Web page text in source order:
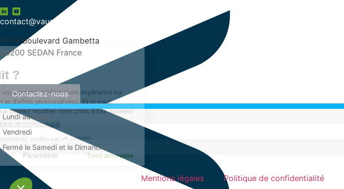
contact@vauche.com
17-19 boulevard Gambetta
08200 SEDAN France
+33 (0)3 24 29 03 50
Contactez-nous
Lundi au Jeudi
Vendredi
Fermé le Samedi et le Dimanche
Mentions légales Politique de confidentialité